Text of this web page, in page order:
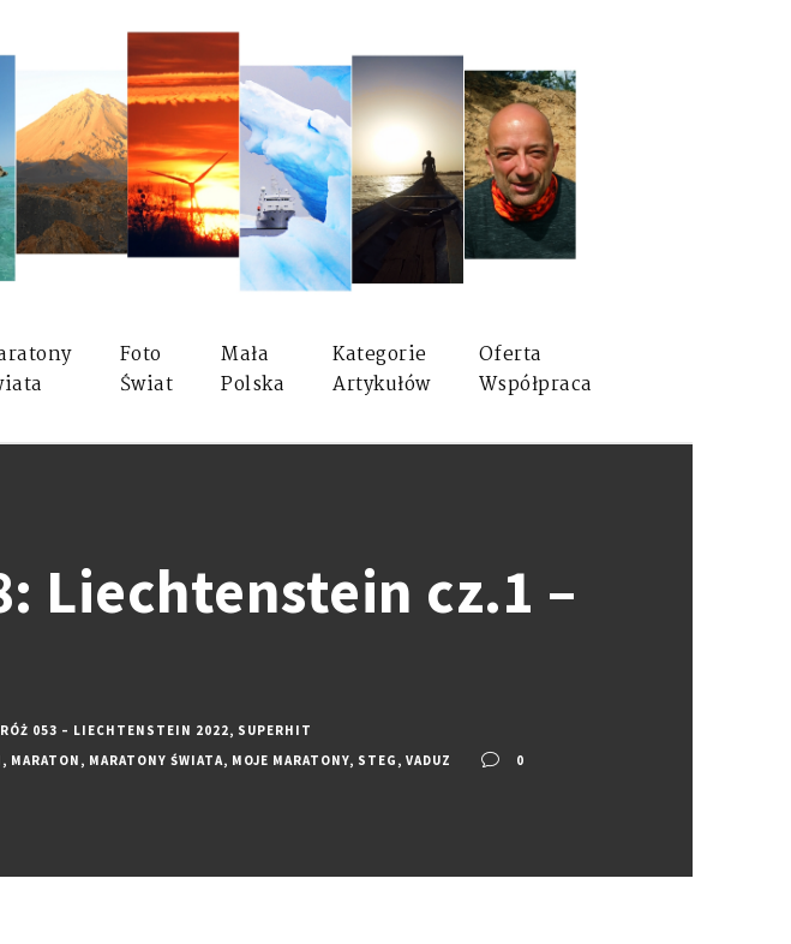
Foto
Świat
Mała
Polska
Kategorie
Artykułów
Oferta
Współpraca
Liechtenstein cz.1 –
053 – LIECHTENSTEIN 2022, SUPERHIT
, MARATON , MARATONY ŚWIATA, MOJE MARATONY, STEG , VADUZ 0